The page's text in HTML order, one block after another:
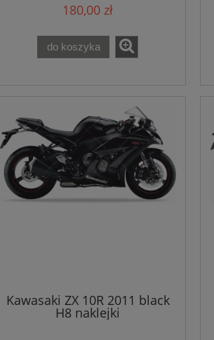
180,00 zł
do koszyka
Kawasaki ZX 10R 2011 black
H8 naklejki